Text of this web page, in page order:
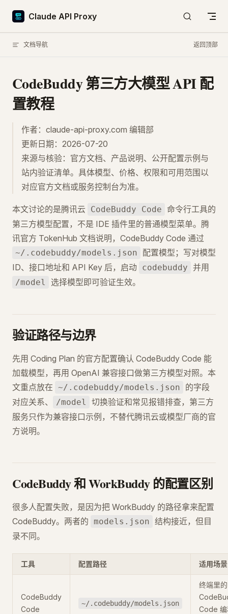
Skip to content
Claude API Proxy
文档导航 返回顶部
CodeBuddy 第三方大模型 API 配
置教程
作者：claude-api-proxy.com 编辑部
更新日期：2026-07-20
来源与核验：官方文档、产品说明、公开配置示例与
站内验证清单。具体模型、价格、权限和可用范围以
对应官方文档或服务控制台为准。
本文讨论的是腾讯云 CodeBuddy Code 命令行工具的
第三方模型配置，不是 IDE 插件里的普通模型菜单。腾
讯官方 TokenHub 文档说明，CodeBuddy Code 通过
~/.codebuddy/models.json
配置模型；写对模型
ID、接口地址和 API Key 后，启动
codebuddy 并用
/model 选择模型即可验证生效。
验证路径与边界
先用 Coding Plan 的官方配置确认 CodeBuddy Code 能
加载模型，再用 OpenAI 兼容接口做第三方模型对照。本
文重点放在 ~/.codebuddy/models.json
的字段
对应关系、
/model
切换验证和常见报错排查，第三方
服务只作为兼容接口示例，不替代腾讯云或模型厂商的官
方说明。
CodeBuddy 和 WorkBuddy 的配置区别
很多人配置失败，是因为把 WorkBuddy 的路径拿来配置
CodeBuddy。两者的
models.json 结构接近，但目
录不同。
工具 配置路径 适用场景
CodeBuddy
Code
~/.codebuddy/models.json
终端里的
Code 编